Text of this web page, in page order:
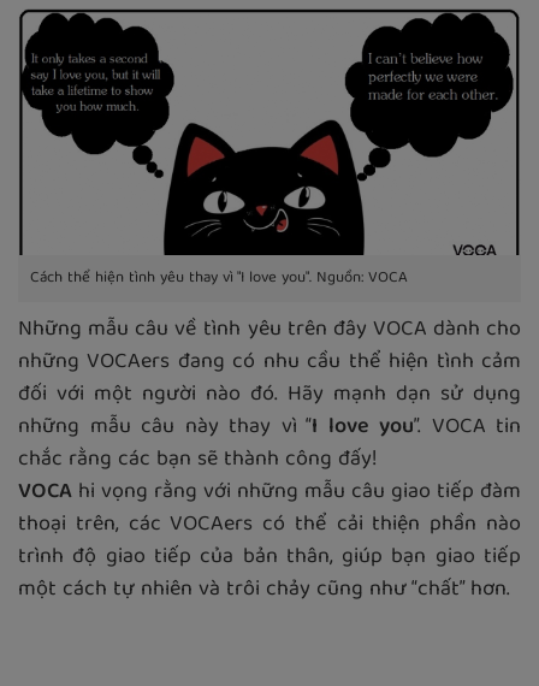
Cách thể hiện tình yêu thay vì "I love you". Nguồn: VOCA
Những mẫu câu về tình yêu trên đây VOCA dành cho
những VOCAers đang có nhu cầu thể hiện tình cảm
đối với một người nào đó. Hãy mạnh dạn sử dụng
những mẫu câu này thay vì “I love you”. VOCA tin
chắc rằng các bạn sẽ thành công đấy!
VOCAhi vọng rằng với những mẫu câu giao tiếp đàm
thoại trên, các VOCAers có thể cải thiện phần nào
trình độ giao tiếp của bản thân, giúp bạn giao tiếp
một cách tự nhiên và trôi chảy cũng như “chất” hơn.